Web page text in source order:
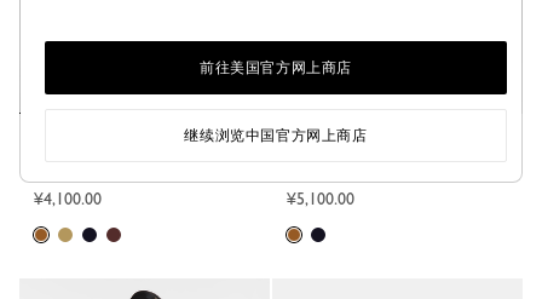
¥4,100.00
Épure M 斜挎包
¥5,100.00
前往美国官方网上商店
继续浏览中国官方网上商店